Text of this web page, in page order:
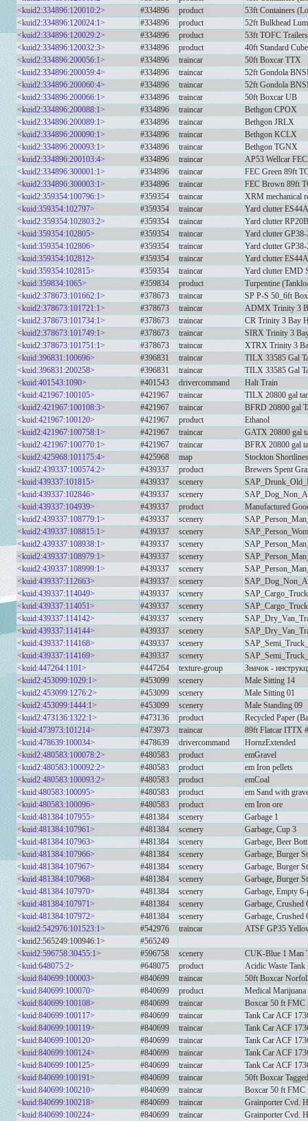
<kuid2:334896:120010:2>
#334896 product
53ft Containers
<kuid2:334896:120024:1>
#334896 product
52ft Bulkhead
<kuid2:334896:120029:2>
#334896 product
53ft TOFC
<kuid2:334896:120032:3>
#334896 product
40ft Standard
<kuid2:334896:200056:1>
#334896 traincar
50ft Boxcar TTX
<kuid2:334896:200059:4>
#334896 traincar
52ft Gondola
<kuid2:334896:200060:4>
#334896 traincar
52ft Gondola
<kuid2:334896:200066:1>
#334896 traincar
50ft Boxcar UB
<kuid2:334896:200088:1>
#334896 traincar
Bethgon CPOX
<kuid2:334896:200089:1>
#334896 traincar
Bethgon JRLX
<kuid2:334896:200090:1>
#334896 traincar
Bethgon KCLX
<kuid2:334896:200093:1>
#334896 traincar
Bethgon TGNX
<kuid2:334896:200103:4>
#334896 traincar
AP53 Wellcar FEC
<kuid2:334896:300001:1>
#334896 traincar
FEC Green 89ft
<kuid2:334896:300003:1>
#334896 traincar
FEC Brown 89ft
<kuid2:359354:100796:1>
#359354 traincar
XRM mechanical
<kuid:359354:102797>
#359354 traincar
Yard clutter
<kuid2:359354:102803:2>
#359354 traincar
Yard clutter
<kuid:359354:102805>
#359354 traincar
Yard clutter
<kuid:359354:102806>
#359354 traincar
Yard clutter
<kuid:359354:102812>
#359354 traincar
Yard clutter
<kuid:359354:102815>
#359354 traincar
Yard clutter EMD
<kuid:359834:1065>
#359834 product
Turpentine
<kuid2:378673:101662:1>
#378673 traincar
SP P-S 50_6ft
<kuid2:378673:101721:1>
#378673 traincar
ADMX Trinity 3
<kuid2:378673:101734:1>
#378673 traincar
CR Trinity 3 Bay
<kuid2:378673:101749:1>
#378673 traincar
SIRX Trinity 3
<kuid2:378673:101751:1>
#378673 traincar
XTRX Trinity 3
<kuid:396831:100696>
#396831 traincar
TILX 33585 Gal
<kuid:396831:200258>
#396831 traincar
TILX 33585 Gal
<kuid:401543:1090>
#401543 drivercommand
Halt Train
<kuid:421967:100105>
#421967 traincar
TILX 20800 gal
<kuid2:421967:100108:3>
#421967 traincar
BFRD 20800 gal
<kuid:421967:100120>
#421967 product
Ethanol
<kuid2:421967:100758:1>
#421967 traincar
GATX 20800 gal
<kuid2:421967:100770:1>
#421967 traincar
BFRX 20800 gal
<kuid2:425968:101175:4>
#425968 map
Stockton Shortlines
<kuid2:439337:100574:2>
#439337 product
Brewers Spent
<kuid:439337:101815>
#439337 scenery
<kuid:439337:102846>
#439337 scenery
<kuid:439337:104939>
#439337 product
Manufactured
<kuid2:439337:108779:1>
#439337 scenery
<kuid2:439337:108815:1>
#439337 scenery
<kuid2:439337:108938:1>
#439337 scenery
<kuid2:439337:108979:1>
#439337 scenery
<kuid2:439337:108999:1>
#439337 scenery
<kuid:439337:112663>
#439337 scenery
<kuid:439337:114049>
#439337 scenery
<kuid:439337:114051>
#439337 scenery
<kuid:439337:114142>
#439337 scenery
<kuid:439337:114144>
#439337 scenery
<kuid:439337:114168>
#439337 scenery
<kuid:439337:114169>
#439337 scenery
<kuid:447264:1101>
#447264 texture-group
Значок -
<kuid2:453099:1029:1>
#453099 scenery
Male Sitting 14
<kuid2:453099:1276:2>
#453099 scenery
Male Sitting 01
<kuid2:453099:1444:1>
#453099 scenery
Male Standing 09
<kuid2:473136:1322:1>
#473136 product
Recycled Paper
<kuid:473973:101214>
#473973 traincar
89ft Flatcar ITTX
<kuid:478639:100034>
#478639 drivercommand
HornzExtended
<kuid2:480583:100078:2>
#480583 product
emGravel
<kuid2:480583:100092:2>
#480583 product
em Iron pellets
<kuid2:480583:100093:2>
#480583 product
emCoal
<kuid:480583:100095>
#480583 product
em Sand with
<kuid:480583:100096>
#480583 product
em Iron ore
<kuid:481384:107955>
#481384 scenery
Garbage 1
<kuid:481384:107961>
#481384 scenery
Garbage, Cup 3
<kuid:481384:107963>
#481384 scenery
Garbage, Beer
<kuid:481384:107966>
#481384 scenery
Garbage, Burger
<kuid:481384:107967>
#481384 scenery
Garbage, Burger
<kuid:481384:107968>
#481384 scenery
Garbage, Burger
<kuid:481384:107970>
#481384 scenery
Garbage, Empty 6-
<kuid:481384:107971>
#481384 scenery
Garbage, Crushed
<kuid:481384:107972>
#481384 scenery
Garbage, Crushed
<kuid2:542976:101523:1>
#542976 traincar
ATSF GP35
<kuid2:565249:100946:1>
#565249
<kuid2:596758:30455:1>
#596758 scenery
CUK-Blue 1 Man
<kuid:648075:2>
#648075 product
Acidic Waste Tank
<kuid:840699:100003>
#840699 traincar
50ft Boxcar
<kuid:840699:100070>
#840699 product
Medical Marijuana
<kuid:840699:100108>
#840699 traincar
Boxcar 50 ft FMC
<kuid:840699:100117>
#840699 traincar
Tank Car ACF
<kuid:840699:100119>
#840699 traincar
Tank Car ACF
<kuid:840699:100120>
#840699 traincar
Tank Car ACF
<kuid:840699:100124>
#840699 traincar
Tank Car ACF
<kuid:840699:100125>
#840699 traincar
Tank Car ACF
<kuid:840699:100191>
#840699 traincar
50ft Boxcar
<kuid:840699:100210>
#840699 traincar
Boxcar 50 ft FMC
<kuid:840699:100218>
#840699 traincar
Grainporter Cvd.
<kuid:840699:100224>
#840699 traincar
Grainporter Cvd.